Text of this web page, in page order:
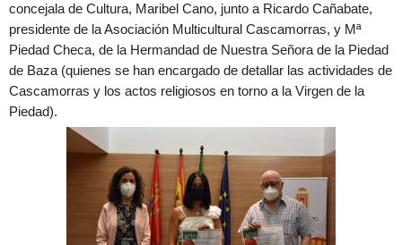
concejala de Cultura, Maribel Cano, junto a Ricardo Cañabate,
presidente de la Asociación Multicultural Cascamorras, y Mª
Piedad Checa, de la Hermandad de Nuestra Señora de la Piedad
de Baza (quienes se han encargado de detallar las actividades de
Cascamorras y los actos religiosos en torno a la Virgen de la
Piedad).